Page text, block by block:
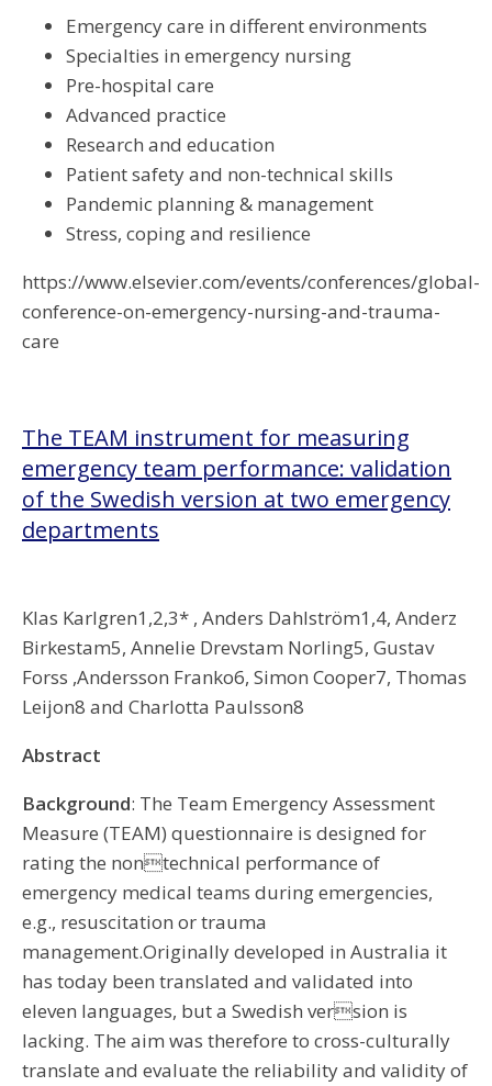
Emergency care in different environments
Specialties in emergency nursing
Pre-hospital care
Advanced practice
Research and education
Patient safety and non-technical skills
Pandemic planning & management
Stress, coping and resilience
https://www.elsevier.com/events/conferences/global-
conference-on-emergency-nursing-and-trauma-
care
The TEAM instrument for measuring
emergency team performance: validation
of the Swedish version at two emergency
departments
Klas Karlgren1,2,3* , Anders Dahlström1,4, Anderz
Birkestam5, Annelie Drevstam Norling5, Gustav
Forss ,Andersson Franko6, Simon Cooper7, Thomas
Leijon8 and Charlotta Paulsson8
Abstract
Background: The Team Emergency Assessment
Measure (TEAM) questionnaire is designed for
rating the nontechnical performance of
emergency medical teams during emergencies,
e.g., resuscitation or trauma
management.Originally developed in Australia it
has today been translated and validated into
eleven languages, but a Swedish version is
lacking. The aim was therefore to cross-culturally
translate and evaluate the reliability and validity of